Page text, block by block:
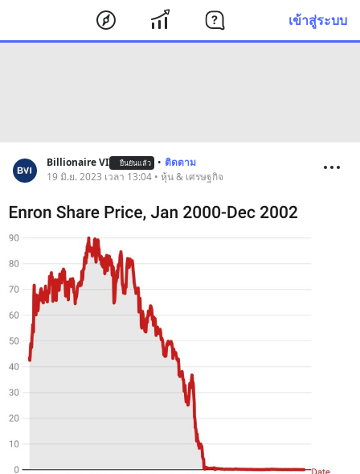
เข้าสู่ระบบ
Billionaire VI ยืนยันแล้ว • ติดตาม
19 มิ.ย. 2023 เวลา 13:04 • หุ้น & เศรษฐกิจ